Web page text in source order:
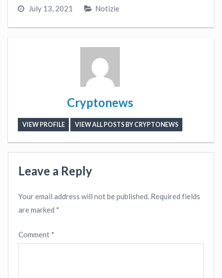
July 13, 2021 Notizie
Cryptonews
VIEW PROFILE VIEW ALL POSTS BY CRYPTONEWS
Leave a Reply
Your email address will not be published. Required fields
are marked *
Comment *